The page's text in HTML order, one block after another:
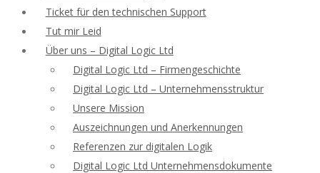
Ticket für den technischen Support
Tut mir Leid
Über uns – Digital Logic Ltd
Digital Logic Ltd – Firmengeschichte
Digital Logic Ltd – Unternehmensstruktur
Unsere Mission
Auszeichnungen und Anerkennungen
Referenzen zur digitalen Logik
Digital Logic Ltd Unternehmensdokumente